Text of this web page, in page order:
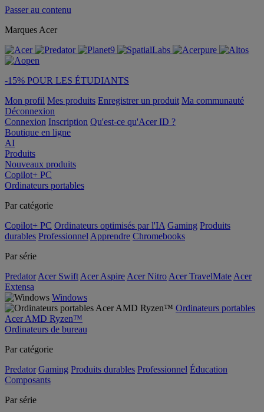
Passer au contenu
Marques Acer
-15% POUR LES ÉTUDIANTS
Mon profil Mes produits Enregistrer un produit Ma communauté
Déconnexion
Connexion Inscription Qu'est-ce qu'Acer ID ?
Boutique en ligne
AI
Produits
Nouveaux produits
Copilot+ PC
Ordinateurs portables
Par catégorie
Copilot+ PC Ordinateurs optimisés par l'IA Gaming Produits
durables Professionnel Apprendre Chromebooks
Par série
Predator Acer Swift Acer Aspire Acer Nitro Acer TravelMate Acer
Extensa
Windows
Ordinateurs portables
Acer AMD Ryzen™
Ordinateurs de bureau
Par catégorie
Predator Gaming Produits durables Professionnel Éducation
Composants
Par série